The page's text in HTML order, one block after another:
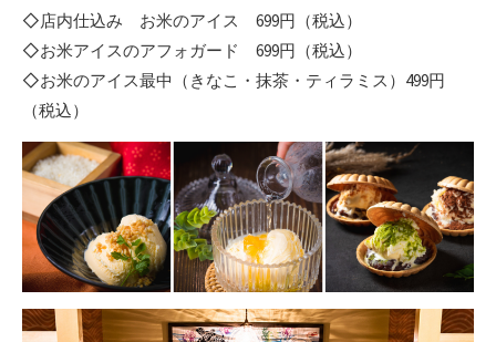
◇店内仕込み お米のアイス 699円（税込）
◇お米アイスのアフォガード 699円（税込）
◇お米のアイス最中（きなこ・抹茶・ティラミス）499円
（税込）